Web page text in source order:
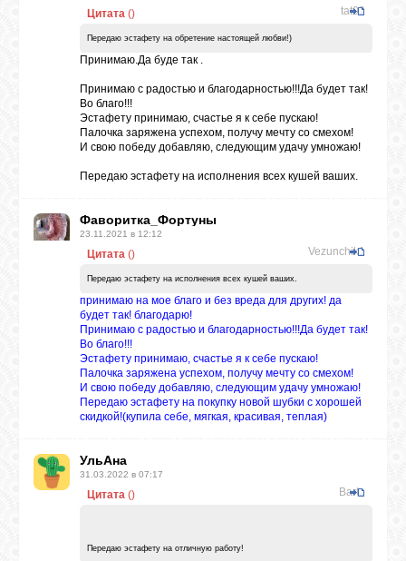
Цитата tat09
()
Передаю эстафету на обретение настоящей любви!)
Принимаю.Да буде так .
Принимаю с радостью и благодарностью!!!Да будет так!
Во благо!!!
Эстафету принимаю, счастье я к себе пускаю!
Палочка заряжена успехом, получу мечту со смехом!
И свою победу добавляю, следующим удачу умножаю!
Передаю эстафету на исполнения всех кушей ваших.
Фаворитка_Фортуны
23.11.2021 в 12:12
Цитата Vezunchik1
()
Передаю эстафету на исполнения всех кушей ваших.
принимаю на мое благо и без вреда для других! да
будет так! благодарю!
Принимаю с радостью и благодарностью!!!Да будет так!
Во благо!!!
Эстафету принимаю, счастье я к себе пускаю!
Палочка заряжена успехом, получу мечту со смехом!
И свою победу добавляю, следующим удачу умножаю!
Передаю эстафету на покупку новой шубки с хорошей
скидкой!(купила себе, мягкая, красивая, теплая)
УльАна
31.03.2022 в 07:17
Цитата Barto
()
Передаю эстафету на отличную работу!